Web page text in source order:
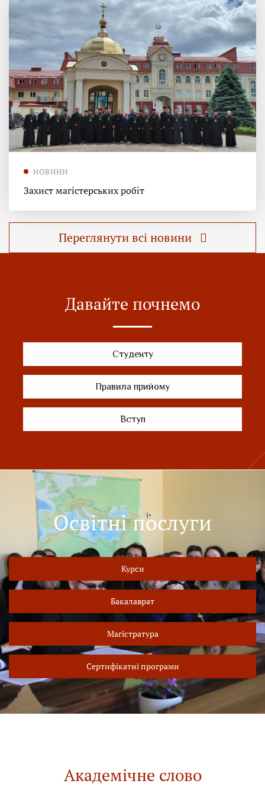
НОВИНИ
Захист магістерських робіт
Переглянути всі новини
Давайте почнемо
Студенту
Правила прийому
Вступ
Освітні послуги
Курси
Бакалаврат
Магістратура
Сертифікатні програми
Академічне слово